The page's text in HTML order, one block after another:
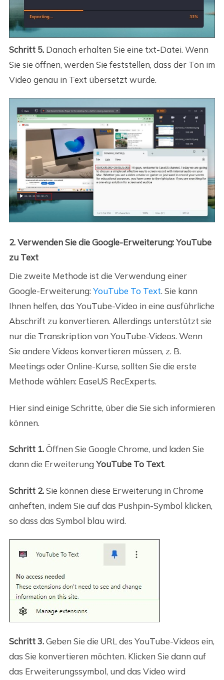
Schritt 5. Danach erhalten Sie eine txt-Datei. Wenn
Sie sie öffnen, werden Sie feststellen, dass der Ton im
Video genau in Text übersetzt wurde.
2. Verwenden Sie die Google-Erweiterung: YouTube
zu Text
Die zweite Methode ist die Verwendung einer
Google-Erweiterung: YouTube To Text. Sie kann
Ihnen helfen, das YouTube-Video in eine ausführliche
Abschrift zu konvertieren. Allerdings unterstützt sie
nur die Transkription von YouTube-Videos. Wenn
Sie andere Videos konvertieren müssen, z. B.
Meetings oder Online-Kurse, sollten Sie die erste
Methode wählen: EaseUS RecExperts.
Hier sind einige Schritte, über die Sie sich informieren
können.
Schritt 1.Öffnen Sie Google Chrome, und laden Sie
dann die ErweiterungYouTube To Text.
Schritt 2.Sie können diese Erweiterung in Chrome
anheften, indem Sie auf das Pushpin-Symbol klicken,
so dass das Symbol blau wird.
Schritt 3.Geben Sie die URL des YouTube-Videos ein,
das Sie konvertieren möchten. Klicken Sie dann auf
das Erweiterungssymbol, und das Video wird